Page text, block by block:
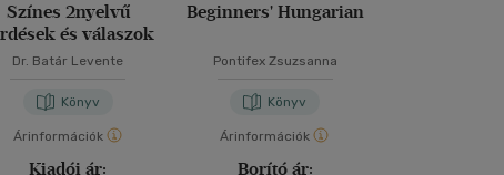
Színes 2nyelvű
és válaszok
Dr. Batár Levente
Könyv
Árinformációk
Kiadói ár:
Beginners' Hungarian
Pontifex Zsuzsanna
Könyv
Árinformációk
Borító ár: